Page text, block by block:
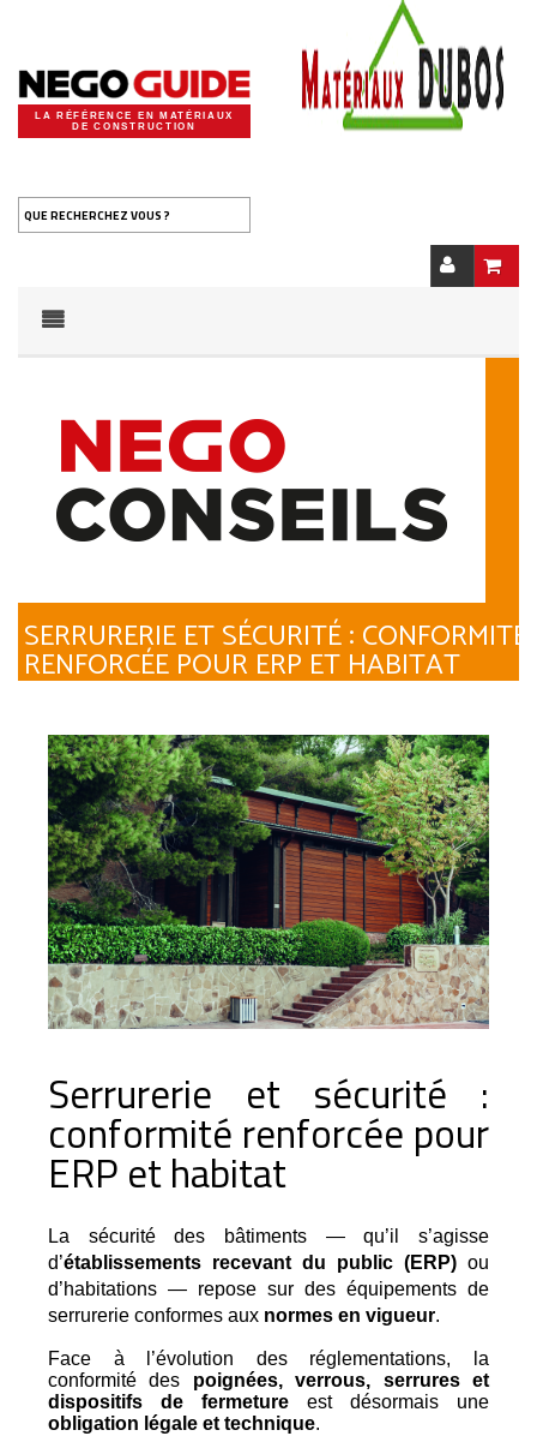
LA RÉFÉRENCE EN MATÉRIAUX
DE CONSTRUCTION
QUE RECHERCHEZ VOUS ?
SERRURERIE ET SÉCURITÉ : CONFORMITÉ
RENFORCÉE POUR ERP ET HABITAT
Serrurerie et sécurité :
conformité renforcée pour
ERP et habitat
La sécurité des bâtiments — qu’il s’agisse
d’établissements recevant du public (ERP) ou
d’habitations — repose sur des équipements de
serrurerie conformes aux normes en vigueur.
Face à l’évolution des réglementations, la
conformité des poignées, verrous, serrures et
dispositifs de fermeture est désormais une
obligation légale et technique.